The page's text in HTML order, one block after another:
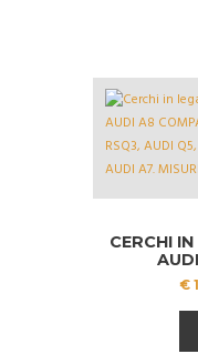
CERCHI
€